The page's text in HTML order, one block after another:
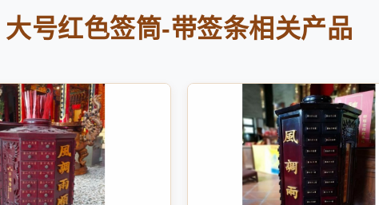
大号红色签筒-带签条相关产品